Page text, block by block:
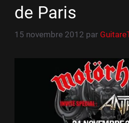
de Paris
15 novembre 2012 par